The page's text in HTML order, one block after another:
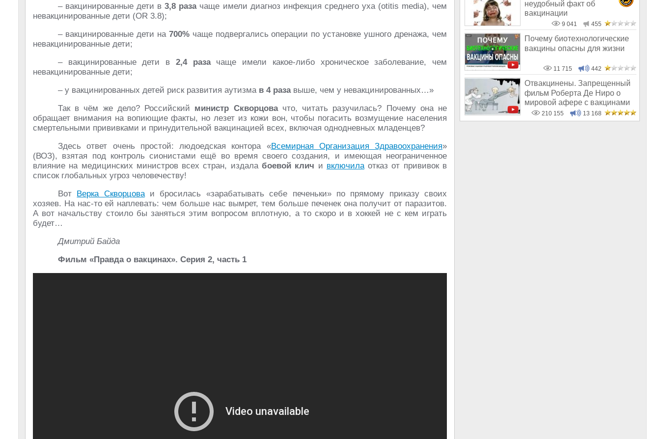
– вакцинированные дети в3,8 разачаще имели диагноз инфекция среднего уха (otitis media), чем
невакцинированные дети (OR 3.8);
– вакцинированные дети на 700%чаще подвергались операции по установке ушного дренажа, чем
невакцинированные дети;
– вакцинированные дети в 2,4 разачаще имели какое-либо хроническое заболевание, чем
невакцинированные дети;
– у вакцинированных детей риск развития аутизма в 4 разавыше, чем у невакцинированных…»
Так в чём же дело? Российский министр Скворцовачто, читать разучилась? Почему она не
обращает внимания на вопиющие факты, но лезет из кожи вон, чтобы погасить возмущение населения
смертельными прививками и принудительной вакцинацией всех, включая однодневных младенцев?
Здесь ответ очень простой: людоедская контора «Всемирная Организация Здравоохранения»
(ВОЗ), взятая под контроль сионистами ещё во время своего создания, и имеющая неограниченное
влияние на медицинских министров всех стран, издала боевой клич и включилаотказ от прививок в
список глобальных угроз человечеству!
Вот Верка Скворцоваи бросилась «зарабатывать себе печеньки» по прямому приказу своих
хозяев. На нас-то ей наплевать: чем больше нас вымрет, тем больше печенек она получит от паразитов.
А вот начальству стоило бы заняться этим вопросом вплотную, а то скоро и в хоккей не с кем играть
будет…
Дмитрий Байда
Фильм «Правда о вакцинах». Серия 2, часть 1
неудобный факт об
вакцинации
9 041 455
Почему биотехнологические
вакцины опасны для жизни
11 715 442
Отвакцинены. Запрещенный
фильм Роберта Де Ниро о
мировой афере с вакцинами
210 155 13 168